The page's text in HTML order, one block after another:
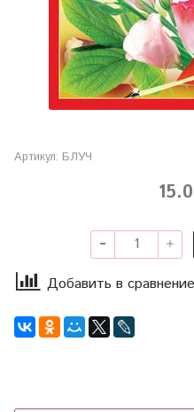
Артикул: БЛУЧ
Добавить в сравнение